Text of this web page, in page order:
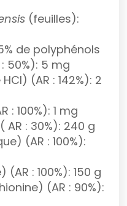
(feuilles):
de polyphénols
50%): 5 mg
(AR : 142%): 2
: 100%): 1 mg
: 30%): 240 g
(AR : 100%):
: 100%): 150 g
(AR : 90%):